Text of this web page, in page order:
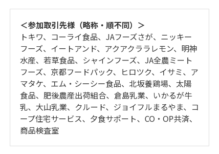
＜参加取引先様（略称・順不同）＞
トキワ、コーライ食品、JAフーズさが、ニッキー
フーズ、イートアンド、アクアクララレモン、明神
水産、若草食品、シャインフーズ、JA全農ミート
フーズ、京都フードパック、ヒロツク、イサミ、ア
マタケ、エム・シーシー食品、北坂養鶏場、太陽
食品、肥後農産出荷組合、倉島乳業、いかるが牛
乳、大山乳業、クルード、ジョイフルまるやま、コ
ープ住宅サービス、夕食サポート、CO・OP共済、
商品検査室